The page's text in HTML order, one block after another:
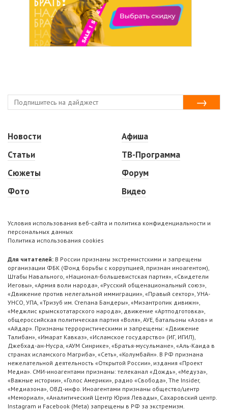
Новости
Статьи
Сюжеты
Фото
Афиша
ТВ-Программа
Форум
Видео
Условия использования веб-сайта и политика конфиденциальности и
персональных данных
Политика использования cookies
Для читателей: В России признаны экстремистскими и запрещены
организации ФБК (Фонд борьбы с коррупцией, признан иноагентом),
Штабы Навального, «Национал-большевистская партия», «Свидетели
Иеговы», «Армия воли народа», «Русский общенациональный союз»,
«Движение против нелегальной иммиграции», «Правый сектор», УНА-
УНСО, УПА, «Тризуб им. Степана Бандеры», «Мизантропик дивижн»,
«Меджлис крымскотатарского народа», движение «Артподготовка»,
общероссийская политическая партия «Воля», АУЕ, батальоны «Азов» и
«Айдар». Признаны террористическими и запрещены: «Движение
Талибан», «Имарат Кавказ», «Исламское государство» (ИГ, ИГИЛ),
Джебхад-ан-Нусра, «АУМ Синрике», «Братья-мусульмане», «Аль-Каида в
странах исламского Магриба», «Сеть», «Колумбайн». В РФ признана
нежелательной деятельность «Открытой России», издания «Проект
Медиа». СМИ-иноагентами признаны: телеканал «Дождь», «Медуза»,
«Важные истории», «Голос Америки», радио «Свобода», The Insider,
«Медиазона», ОВД-инфо. Иноагентами признаны общество/центр
«Мемориал», «Аналитический Центр Юрия Левады», Сахаровский центр.
Instagram и Facebook (Metа) запрещены в РФ за экстремизм.